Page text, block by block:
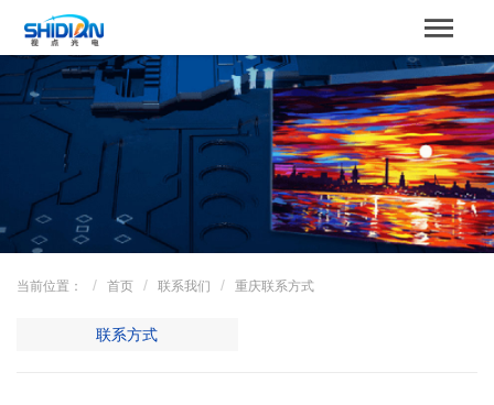
网站首页
关于我们
产品中心
成功案例
当前位置： 首页 联系我们 重庆联系方式
联系方式